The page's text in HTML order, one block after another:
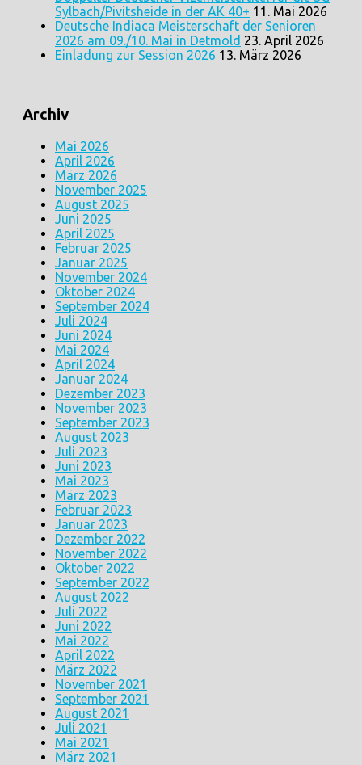
Sylbach/Pivitsheide in der AK 40+ 11. Mai 2026
Deutsche Indiaca Meisterschaft der Senioren
2026 am 09./10. Mai in Detmold 23. April 2026
Einladung zur Session 2026 13. März 2026
Archiv
Mai 2026
April 2026
März 2026
November 2025
August 2025
Juni 2025
April 2025
Februar 2025
Januar 2025
November 2024
Oktober 2024
September 2024
Juli 2024
Juni 2024
Mai 2024
April 2024
Januar 2024
Dezember 2023
November 2023
September 2023
August 2023
Juli 2023
Juni 2023
Mai 2023
März 2023
Februar 2023
Januar 2023
Dezember 2022
November 2022
Oktober 2022
September 2022
August 2022
Juli 2022
Juni 2022
Mai 2022
April 2022
März 2022
November 2021
September 2021
August 2021
Juli 2021
Mai 2021
März 2021